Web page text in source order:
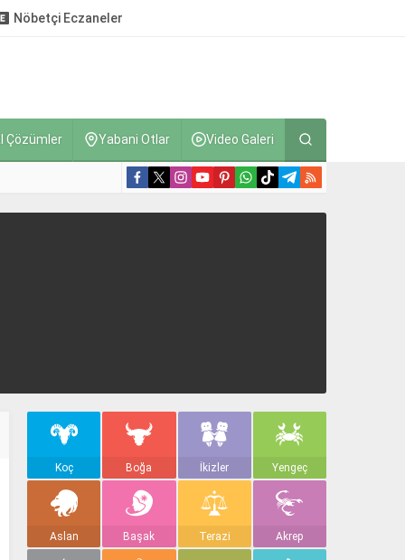
Nöbetçi Eczaneler
Çözümler Yabani Otlar Video Galeri
Koç Boğa İkizler Yengeç
Aslan Başak Terazi Akrep